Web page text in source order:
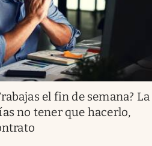
el fin de semana? La
no tener que hacerlo,